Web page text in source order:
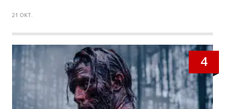
21 OKT.
4